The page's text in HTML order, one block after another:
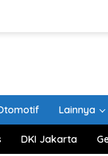
Lainnya
DKI Jakarta